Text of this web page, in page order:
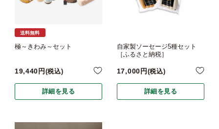
送料無料
極～きわみ～セット
19,440 税込
詳細を見る
自家製ソーセージ5種セット
［ふるさと納税］
17,000 税込
詳細を見る